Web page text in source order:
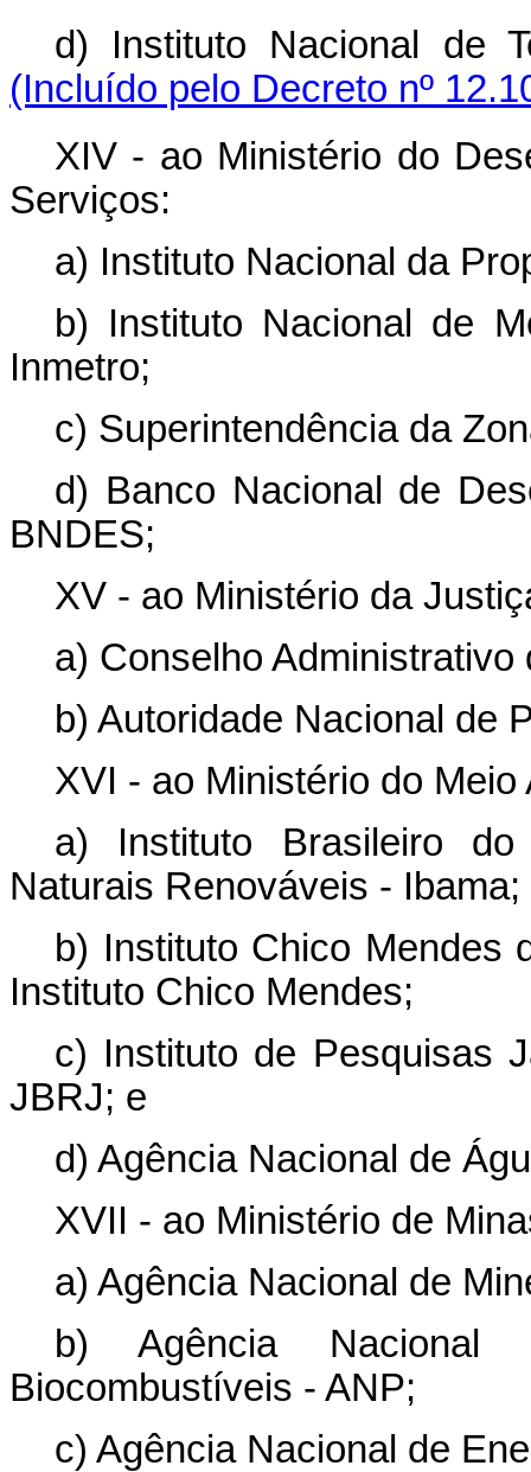
d) Instituto Nacional de
(Incluído pelo Decreto nº
XIV - ao Ministério do
Serviços:
a) Instituto Nacional da
b) Instituto Nacional de
Inmetro;
c) Superintendência da
d) Banco Nacional de
BNDES;
XV - ao Ministério da
a) Conselho
b) Autoridade Nacional de
XVI - ao Ministério do
a) Instituto Brasileiro
Naturais Renováveis - Ibama;
b) Instituto Chico Mendes
Instituto Chico Mendes;
c) Instituto de Pesquisas
JBRJ; e
d) Agência Nacional de
XVII - ao Ministério de
a) Agência Nacional de
b) Agência
Biocombustíveis - ANP;
c) Agência Nacional de